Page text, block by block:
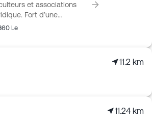
et associations
Fort d’une
suivi personnalisé,
concrète des enjeux de
déclarations sociales
Une expertise agricole
sur la facturation
Le
11.2 km
11.24 km